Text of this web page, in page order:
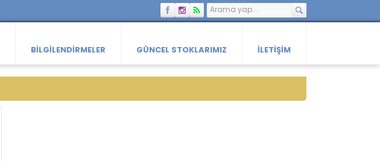
BILGILENDIRMELER GÜNCEL STOKLARIMIZ İLETIŞIM